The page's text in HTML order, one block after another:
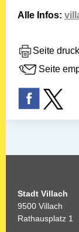
Alle Infos:
Seite
Seite
Stadt Villach
9500 Villach
Rathausplatz 1